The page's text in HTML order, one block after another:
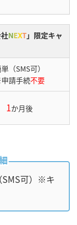
NEXT」限定キャ
（SMS可）
請手続不要
1か月後
SMS可）※キ